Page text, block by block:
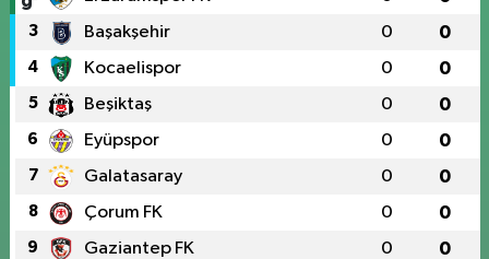
3 Başakşehir 0 0
4 Kocaelispor 0 0
5 Beşiktaş 0 0
6 Eyüpspor 0 0
7 Galatasaray 0 0
8 Çorum FK 0 0
9 Gaziantep FK 0 0